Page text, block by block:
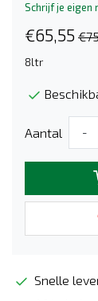
Schrijf je eigen
€65,55
8ltr
Aantal -
Snelle